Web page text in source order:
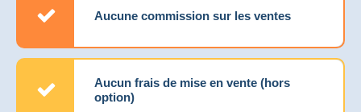
Aucune commission sur les ventes
Aucun frais de mise en vente (hors
option)